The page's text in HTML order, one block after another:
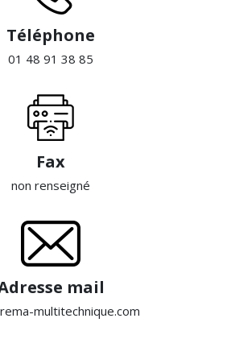
Téléphone
01 48 91 38 85
Fax
non renseigné
mail
multitechnique.com